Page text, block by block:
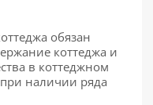
обязан
коттеджа и
в коттеджном
наличии ряда